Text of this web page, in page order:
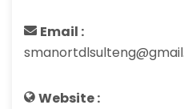
Email :
Website :